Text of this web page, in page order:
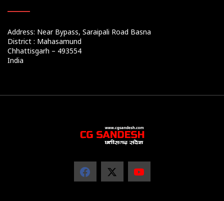
Address: Near Bypass, Saraipali Road Basna
District : Mahasamund
Chhattisgarh – 493554
India